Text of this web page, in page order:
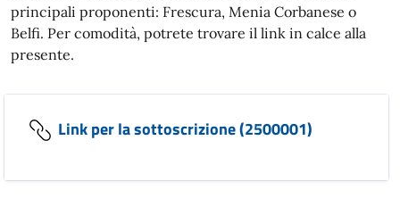
principali proponenti: Frescura, Menia Corbanese o
Belfi. Per comodità, potrete trovare il link in calce alla
presente.
Link per la sottoscrizione (2500001)